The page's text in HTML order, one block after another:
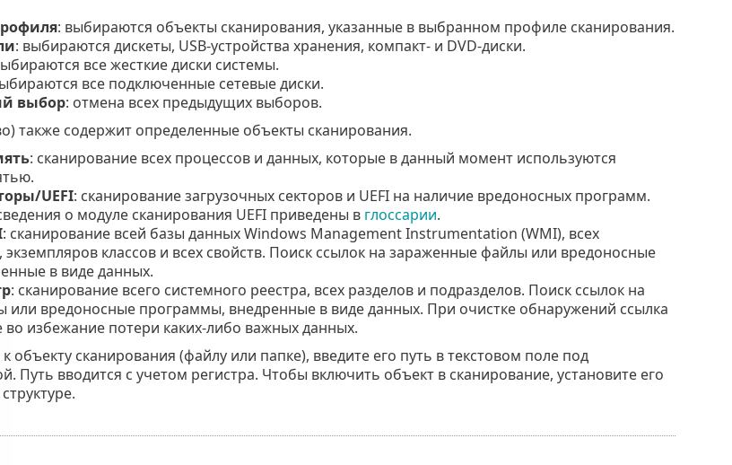
: выбираются объекты сканирования, указанные в выбранном профиле сканирования.
: выбираются дискеты, USB-устройства хранения, компакт- и DVD-диски.
все жесткие диски системы.
все подключенные сетевые диски.
выбор: отмена всех предыдущих выборов.
также содержит определенные объекты сканирования.
: сканирование всех процессов и данных, которые в данный момент используются
UEFI: сканирование загрузочных секторов и UEFI на наличие вредоносных программ.
о модуле сканирования UEFI приведены в глоссарии.
: сканирование всей базы данных Windows Management Instrumentation (WMI), всех
классов и всех свойств. Поиск ссылок на зараженные файлы или вредоносные
в виде данных.
: сканирование всего системного реестра, всех разделов и подразделов. Поиск ссылок на
вредоносные программы, внедренные в виде данных. При очистке обнаружений ссылка
во избежание потери каких-либо важных данных.
объекту сканирования (файлу или папке), введите его путь в текстовом поле под
Путь вводится с учетом регистра. Чтобы включить объект в сканирование, установите его